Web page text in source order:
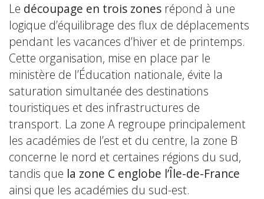
Le découpage en trois zones répond à une
logique d’équilibrage des flux de déplacements
pendant les vacances d’hiver et de printemps.
Cette organisation, mise en place par le
ministère de l’Éducation nationale, évite la
saturation simultanée des destinations
touristiques et des infrastructures de
transport. La zone A regroupe principalement
les académies de l’est et du centre, la zone B
concerne le nord et certaines régions du sud,
tandis que la zone C englobe l’Île-de-France
ainsi que les académies du sud-est.